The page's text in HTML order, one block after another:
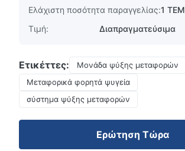
Ελάχιστη ποσότητα παραγγελίας:1 ΤΕΜ
Τιμή:
Διαπραγματεύσιμα
Ετικέττες:
Μονάδα ψύξης μεταφορών
Μεταφορικά φορητά ψυγεία
σύστημα ψύξης μεταφορών
Ερώτηση Τώρα